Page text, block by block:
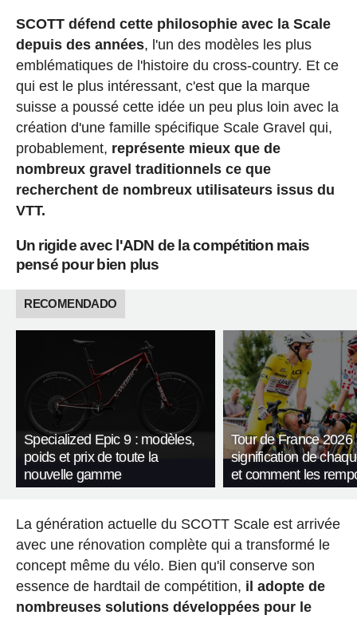
SCOTT défend cette philosophie avec la Scale
depuis des années, l'un des modèles les plus
emblématiques de l'histoire du cross-country. Et ce
qui est le plus intéressant, c'est que la marque
suisse a poussé cette idée un peu plus loin avec la
création d'une famille spécifique Scale Gravel qui,
probablement, représente mieux que de
nombreux gravel traditionnels ce que
recherchent de nombreux utilisateurs issus du
VTT.
Un rigide avec l'ADN de la compétition mais
pensé pour bien plus
RECOMENDADO
Specialized Epic 9 : modèles,
poids et prix de toute la
nouvelle gamme
Tour de France 2026
signification de
et comment les
La génération actuelle du SCOTT Scale est arrivée
avec une rénovation complète qui a transformé le
concept même du vélo. Bien qu'il conserve son
essence de hardtail de compétition, il adopte de
nombreuses solutions développées pour le